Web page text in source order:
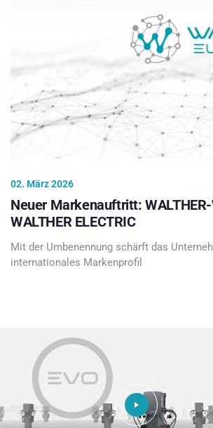
02. März 2026
Neuer Markenauftritt:
WALTHER ELECTRIC
Mit der Umbenennung schärft das
internationales Markenprofil